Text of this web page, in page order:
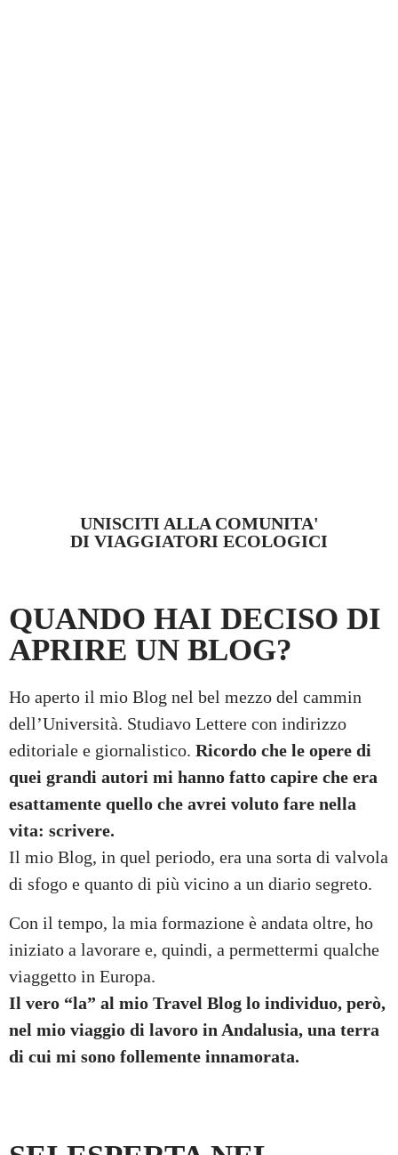
UNISCITI ALLA COMUNITA'
DI VIAGGIATORI ECOLOGICI
QUANDO HAI DECISO DI
APRIRE UN BLOG?
Ho aperto il mio Blog nel bel mezzo del cammin
dell’Università. Studiavo Lettere con indirizzo
editoriale e giornalistico. Ricordo che le opere di
quei grandi autori mi hanno fatto capire che era
esattamente quello che avrei voluto fare nella
vita: scrivere.
Il mio Blog, in quel periodo, era una sorta di valvola
di sfogo e quanto di più vicino a un diario segreto.
Con il tempo, la mia formazione è andata oltre, ho
iniziato a lavorare e, quindi, a permettermi qualche
viaggetto in Europa.
Il vero “la” al mio Travel Blog lo individuo, però,
nel mio viaggio di lavoro in Andalusia, una terra
di cui mi sono follemente innamorata.